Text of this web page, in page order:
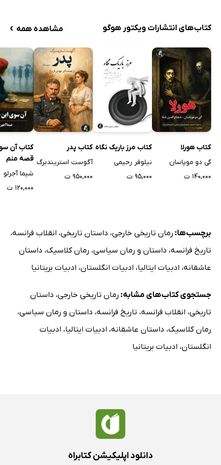
کتاب‌های انتشارات ویکتور هوگو مشاهده همه ›
کتاب هورلا
گی دو موپاسان
۱۴۰,۰۰۰ ت
کتاب مرز باریک نگاه
نیلوفر رحیمی
۹۵,۰۰۰ ت
کتاب پدر
آگوست استریندبرگ
۹۵۰,۰۰۰ ت
کتاب آن
قصه منم
شیما آجرلو
۱۲۰,۰۰۰ ت
برچسب‌ها: رمان تاریخی خارجی، داستان تاریخی، انقلاب فرانسه،
تاریخ فرانسه، داستان و رمان سیاسی، رمان کلاسیک، داستان
عاشقانه، ادبیات ایتالیا، ادبیات انگلستان، ادبیات بریتانیا
جستجوی کتاب‌های مشابه: رمان تاریخی خارجی، داستان
تاریخی، انقلاب فرانسه، تاریخ فرانسه، داستان و رمان سیاسی،
رمان کلاسیک، داستان عاشقانه، ادبیات ایتالیا، ادبیات
انگلستان، ادبیات بریتانیا
دانلود اپلیکیشن کتابراه